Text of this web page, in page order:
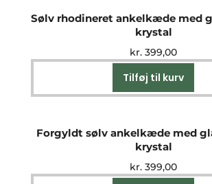
Sølv rhodineret ankelkæde med
krystal
kr. 399,00
Tilføj til kurv
Forgyldt sølv ankelkæde med
krystal
kr. 399,00